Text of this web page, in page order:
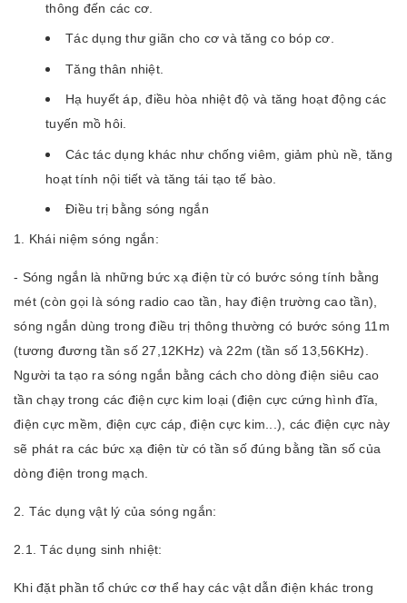
thông đến các cơ.
Tác dụng thư giãn cho cơ và tăng co bóp cơ.
Tăng thân nhiệt.
Hạ huyết áp, điều hòa nhiệt độ và tăng hoạt động các
tuyến mồ hôi.
Các tác dụng khác như chống viêm, giảm phù nề, tăng
hoạt tính nội tiết và tăng tái tạo tế bào.
Điều trị bằng sóng ngắn
1. Khái niệm sóng ngắn:
- Sóng ngắn là những bức xạ điện từ có bước sóng tính bằng
mét (còn gọi là sóng radio cao tần, hay điện trường cao tần),
sóng ngắn dùng trong điều trị thông thường có bước sóng 11m
(tương đương tần số 27,12KHz) và 22m (tần số 13,56KHz).
Người ta tạo ra sóng ngắn bằng cách cho dòng điện siêu cao
tần chạy trong các điện cực kim loại (điện cực cứng hình đĩa,
điện cực mềm, điện cực cáp, điện cực kim...), các điện cực này
sẽ phát ra các bức xạ điện từ có tần số đúng bằng tần số của
dòng điện trong mạch.
2. Tác dụng vật lý của sóng ngắn:
2.1. Tác dụng sinh nhiệt:
Khi đặt phần tổ chức cơ thể hay các vật dẫn điện khác trong